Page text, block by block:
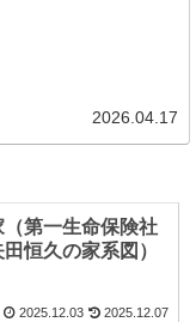
2026.04.17
（第一生命保険社
恒久の家系図）
2025.12.03
2025.12.07